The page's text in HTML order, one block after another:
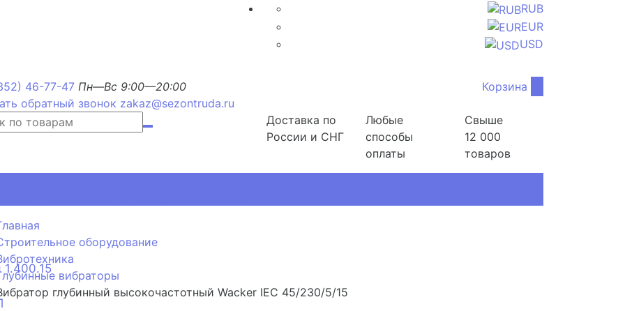
RUB
EUR
USD
46-77-47 Пн—Вс 9:00—20:00
обратный звонок zakaz@sezontruda.ru
Корзина
Доставка по
России и СНГ
Любые
способы
оплаты
Свыше
12 000
товаров
оборудование
вибраторы
глубинный высокочастотный Wacker IEC 45/230/5/15